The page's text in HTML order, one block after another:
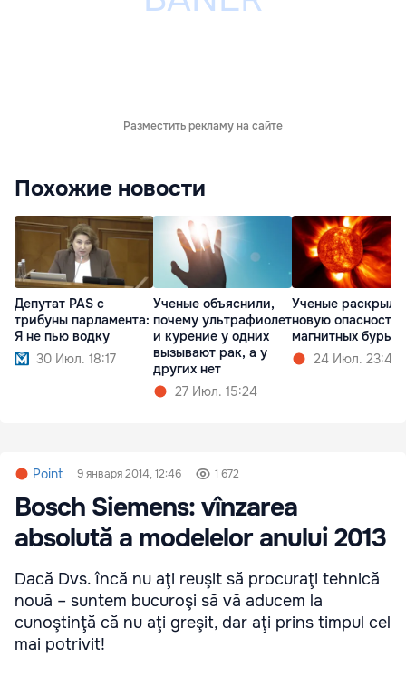
Разместить рекламу на сайте
Похожие новости
Депутат PAS с
трибуны парламента:
Я не пью водку
30 Июл. 18:17
Ученые объяснили,
почему ультрафиолет
и курение у одних
вызывают рак, а у
других нет
27 Июл. 15:24
Ученые раскрыли
новую опасность
магнитных бурь
24 Июл. 23:47
Point 9 января 2014, 12:46 1 672
Bosch Siemens: vînzarea
absolută a modelelor anului 2013
Dacă Dvs. încă nu aţi reuşit să procuraţi tehnică
nouă – suntem bucuroşi să vă aducem la
cunoştinţă că nu aţi greşit, dar aţi prins timpul cel
mai potrivit!